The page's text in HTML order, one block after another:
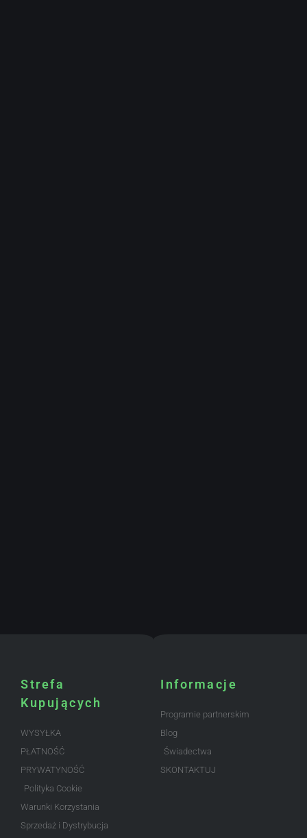
Strefa
Kupujących
WYSYŁKA
PŁATNOŚĆ
PRYWATYNOŚĆ
Polityka Cookie
Warunki Korzystania
Sprzedaż i Dystrybucja
Informacje
Programie partnerskim
Blog
Świadectwa
SKONTAKTUJ